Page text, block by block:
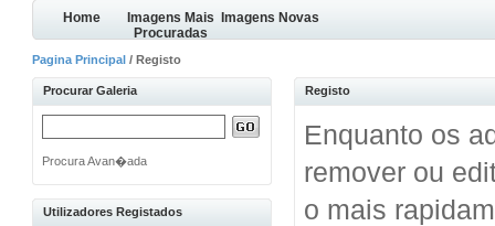
Home
Imagens Mais
Procuradas
Imagens Novas
Pagina Principal / Registo
Procurar Galeria
Procura Avan�ada
Utilizadores Registados
Registo
Enquanto os
remover ou
o mais